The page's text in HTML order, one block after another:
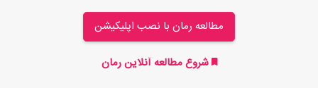
مطالعه رمان با نصب اپلیکیشن
شروع مطالعه آنلاین رمان